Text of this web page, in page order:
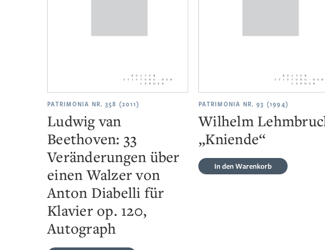
PATRIMONIA NR. 358 (2011)
Ludwig van
Beethoven: 33
Veränderungen über
einen Walzer von
Anton Diabelli für
Klavier op. 120,
Autograph
PATRIMONIA NR. 93 (1994)
Wilhelm
„Kniende“
In den Warenkorb